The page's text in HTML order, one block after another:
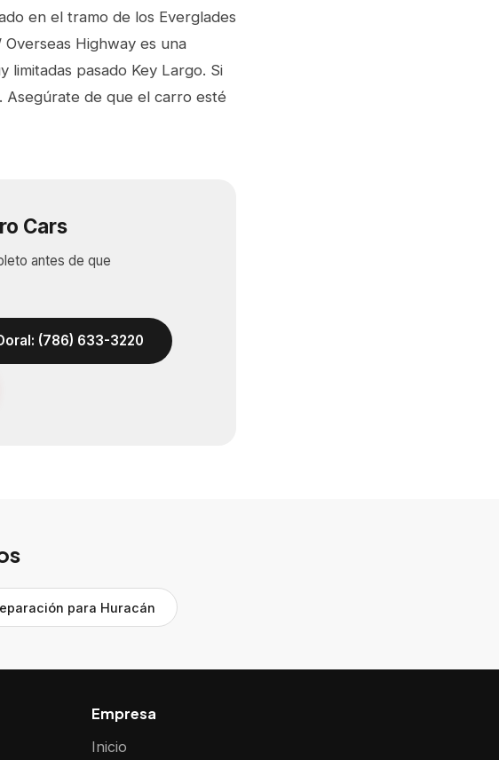
en el tramo de los Everglades
Overseas Highway es una
limitadas pasado Key Largo. Si
Asegúrate de que el carro esté
Cars
antes de que
(786) 633-3220
para Huracán
Empresa
Inicio